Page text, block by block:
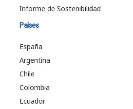
Informe de Sostenibilidad
Países
España
Argentina
Chile
Colombia
Ecuador